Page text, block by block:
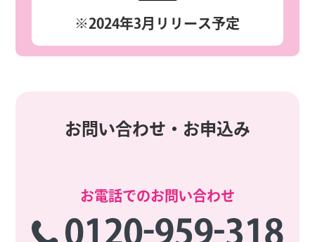
※2024年3月リリース予定
お問い合わせ・お申込み
お電話でのお問い合わせ